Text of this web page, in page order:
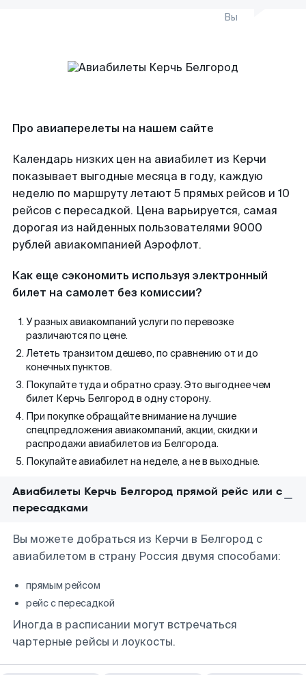
Вы
Про авиаперелеты на нашем сайте
Календарь низких цен на авиабилет из Керчи
показывает выгодные месяца в году, каждую
неделю по маршруту летают 5 прямых рейсов и 10
рейсов с пересадкой. Цена варьируется, самая
дорогая из найденных пользователями 9000
рублей авиакомпанией Аэрофлот.
Как еще сэкономить используя электронный
билет на самолет без комиссии?
У разных авиакомпаний услуги по перевозке
различаются по цене.
Лететь транзитом дешево, по сравнению от и до
конечных пунктов.
Покупайте туда и обратно сразу. Это выгоднее чем
билет Керчь Белгород в одну сторону.
При покупке обращайте внимание на лучшие
спецпредложения авиакомпаний, акции, скидки и
распродажи авиабилетов из Белгорода.
Покупайте авиабилет на неделе, а не в выходные.
Авиабилеты Керчь Белгород прямой рейс или с
пересадками
Вы можете добраться из Керчи в Белгород с
авиабилетом в страну Россия двумя способами:
прямым рейсом
рейс с пересадкой
Иногда в расписании могут встречаться
чартерные рейсы и лоукосты.